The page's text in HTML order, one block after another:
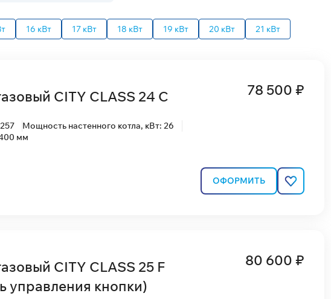
16 кВт 17 кВт 18 кВт 19 кВт 20 кВт
21 кВт
CITY CLASS 24 C
Мощность настенного котла, кВт: 26
мм
78 500 ₽
ОФОРМИТЬ
CITY CLASS 25 F
управления кнопки)
80 600 ₽